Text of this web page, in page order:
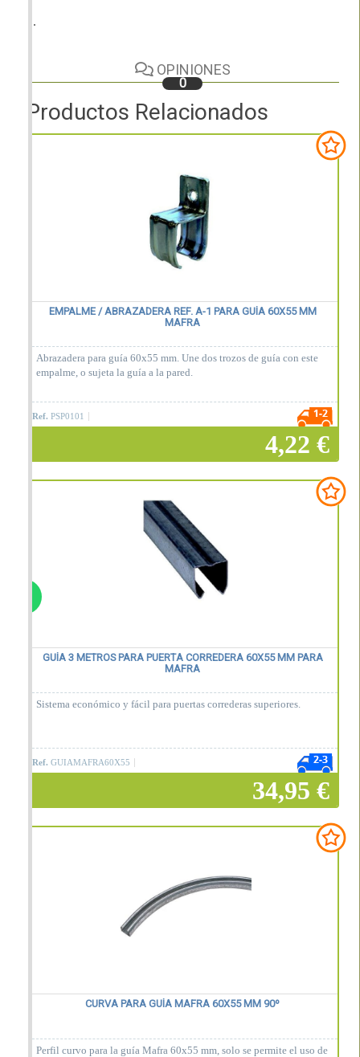
...
OPINIONES
0
Productos Relacionados
EMPALME / ABRAZADERA REF. A-1 PARA GUÍA 60X55 MM
MAFRA
Abrazadera para guía 60x55 mm. Une dos trozos de guía con este
empalme, o sujeta la guía a la pared.
Ref. PSP0101
4,22 €
Añadir a la cesta
GUÍA 3 METROS PARA PUERTA CORREDERA 60X55 MM PARA
MAFRA
Sistema económico y fácil para puertas correderas superiores.
Ref. GUIAMAFRA60X55
34,95 €
CURVA PARA GUÍA MAFRA 60X55 MM 90º
Perfil curvo para la guía Mafra 60x55 mm, solo se permite el uso de